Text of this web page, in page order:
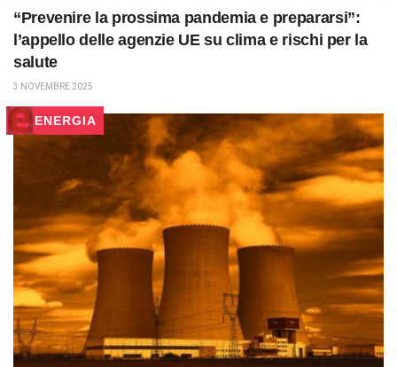
“Prevenire la prossima pandemia e prepararsi”:
l’appello delle agenzie UE su clima e rischi per la
salute
3 NOVEMBRE 2025
ENERGIA